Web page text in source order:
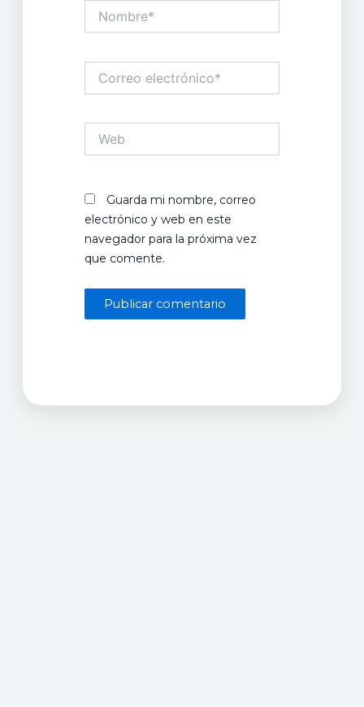
electrónico*
Guarda mi nombre, correo
electrónico y web en este
navegador para la próxima vez
que comente.